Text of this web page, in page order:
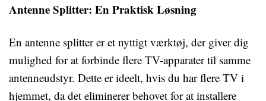
Antenne Splitter: En Praktisk Løsning
En antenne splitter er et nyttigt værktøj, der giver dig
mulighed for at forbinde flere TV-apparater til samme
antenneudstyr. Dette er ideelt, hvis du har flere TV i
hjemmet, da det eliminerer behovet for at installere